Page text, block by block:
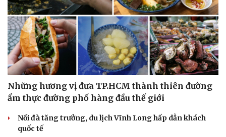
Những hương vị đưa TP.HCM thành thiên đường
ẩm thực đường phố hàng đầu thế giới
Nối đà tăng trưởng, du lịch Vĩnh Long hấp dẫn khách
quốc tế